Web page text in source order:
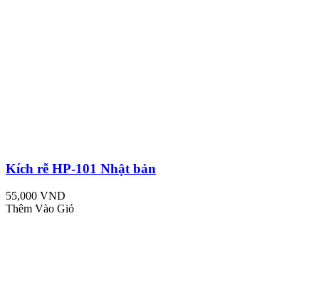
Kích rễ HP-101 Nhật bản
55,000 VND
Thêm Vào Giỏ